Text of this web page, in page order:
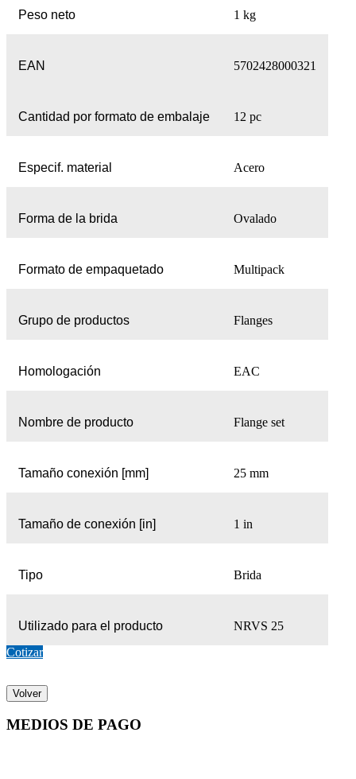
Peso neto 1 kg
EAN 5702428000321
Cantidad por formato de embalaje 12 pc
Especif. material Acero
Forma de la brida Ovalado
Formato de empaquetado Multipack
Grupo de productos Flanges
Homologación EAC
Nombre de producto Flange set
Tamaño conexión [mm] 25 mm
Tamaño de conexión [in] 1 in
Tipo Brida
Utilizado para el producto
NRVS 25
Cotizar
Volver
MEDIOS DE PAGO